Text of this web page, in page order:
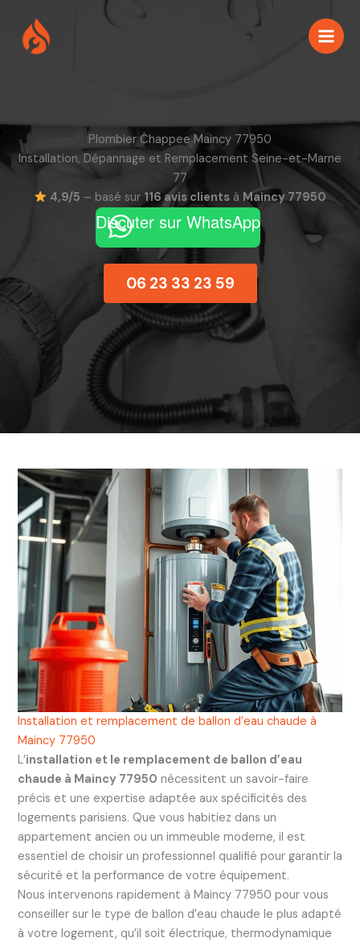
contenu
Plombier Chappee Maincy 77950
Installation, Dépannage et Remplacement Seine-et-Marne
77
4,9/5 – basé sur 116 avis clients à Maincy 77950
Discuter sur WhatsApp
06 23 33 23 59
Installation et remplacement de ballon d’eau chaude à
Maincy 77950
L’installation et le remplacement de ballon d’eau
chaude à Maincy 77950 nécessitent un savoir-faire
précis et une expertise adaptée aux spécificités des
logements parisiens. Que vous habitiez dans un
appartement ancien ou un immeuble moderne, il est
essentiel de choisir un professionnel qualifié pour garantir la
sécurité et la performance de votre équipement.
Nous intervenons rapidement à Maincy 77950 pour vous
conseiller sur le type de ballon d’eau chaude le plus adapté
à votre logement, qu’il soit électrique, thermodynamique